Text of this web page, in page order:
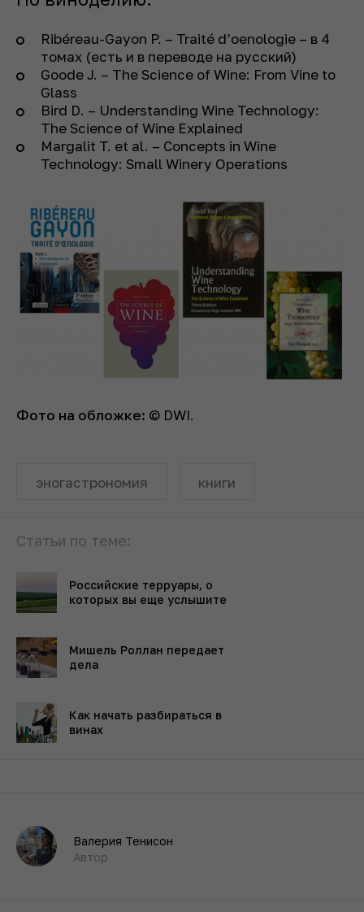
Ribéreau-Gayon P. – Traité d’oenologie – в 4
томах (есть и в переводе на русский)
Goode J. – The Science of Wine: From Vine to
Glass
Bird D. – Understanding Wine Technology:
The Science of Wine Explained
Margalit T. et al. – Concepts in Wine
Technology: Small Winery Operations
Фото на обложке: © DWI.
эногастрономия книги
Статьи по теме:
Российские терруары, о
которых вы еще услышите
Мишель Роллан передает
дела
Как начать разбираться в
винах
Валерия Тенисон
Автор